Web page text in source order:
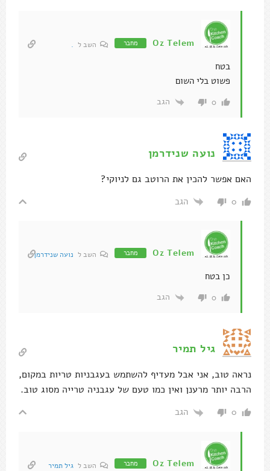
Oz Telem מחבר השב ל .
בטח
פשוט בלי השום
0 הגב
נועה שנידרמן
האם אפשר להכין את הרוטב גם לניוקי?
0 הגב
Oz Telem מחבר השב ל נועה שנידרמן
כן בטח
0 הגב
גיל תמיר
נראה טוב, אני אבל מעדיף להשתמש בעגבניות טריות במקום,
הרבה יותר מרענן ואין כמו טעם של עגבניה טרייה מסוג טוב.
0 הגב
Oz Telem מחבר השב ל גיל תמיר